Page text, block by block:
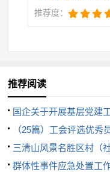
实干、匠心巧干”为
风突出问题集中整
治安监控，接入公
理有据可循。推进“
员通过电脑、电视
深化“四频一网”实
推荐度：
推荐阅读
国企关于开展基层党建
色品牌创建活动实施方案
（25篇）工会评选优秀
方案
三清山风景名胜区村（社
“两委”换届选举工作实施
群体性事件应急处置工